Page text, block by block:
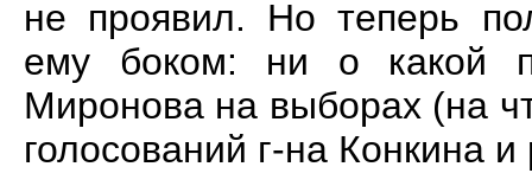
не проявил. Но теперь
ему боком: ни о какой
Миронова на выборах (на
голосований г-на Конкина